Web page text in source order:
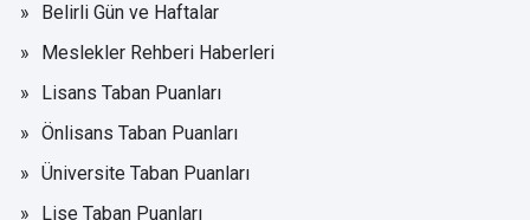
Belirli Gün ve Haftalar
Meslekler Rehberi Haberleri
Lisans Taban Puanları
Önlisans Taban Puanları
Üniversite Taban Puanları
Lise Taban Puanları